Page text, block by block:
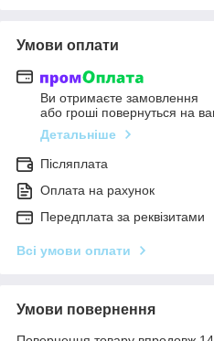
Умови оплати
Ви отримаєте замовлення
або гроші повернуться на
Детальніше
Післяплата
Оплата на рахунок
Передплата за реквізитами
Всі умови оплати
Умови повернення